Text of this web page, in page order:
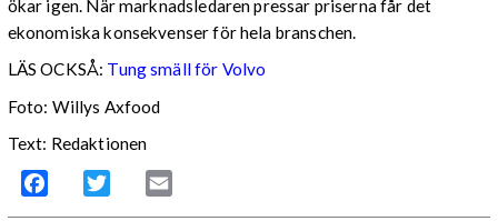
ökar igen. När marknadsledaren pressar priserna får det
ekonomiska konsekvenser för hela branschen.
LÄS OCKSÅ: Tung smäll för Volvo
Foto: Willys Axfood
Text: Redaktionen
Facebook Twitter